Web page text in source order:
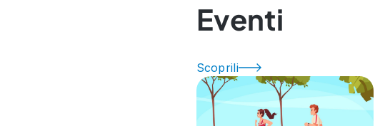
Eventi
Scoprili